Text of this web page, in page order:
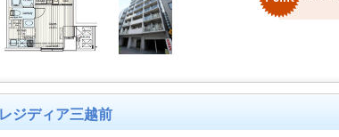
ジディア三越前